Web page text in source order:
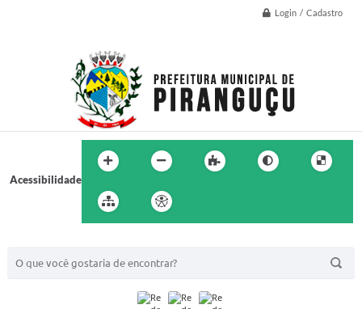
Login / Cadastro
Acessibilidade